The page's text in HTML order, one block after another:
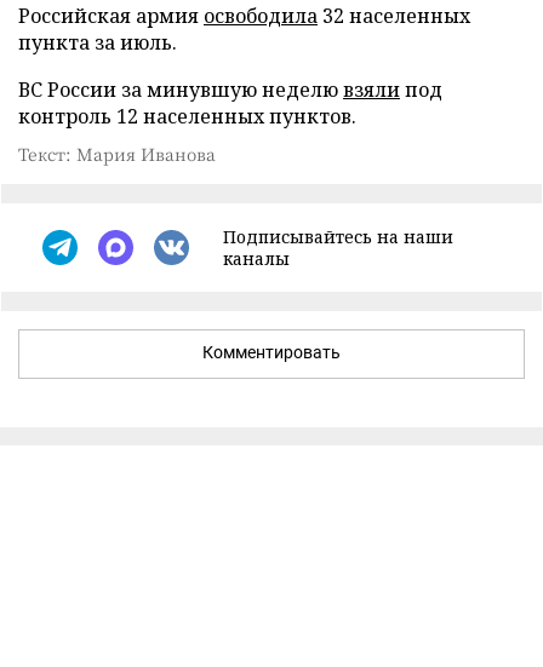
Российская армия освободила 32 населенных
пункта за июль.
ВС России за минувшую неделювзялипод
контроль 12 населенных пунктов.
Текст: Мария Иванова
Подписывайтесь на наши
каналы
Комментировать